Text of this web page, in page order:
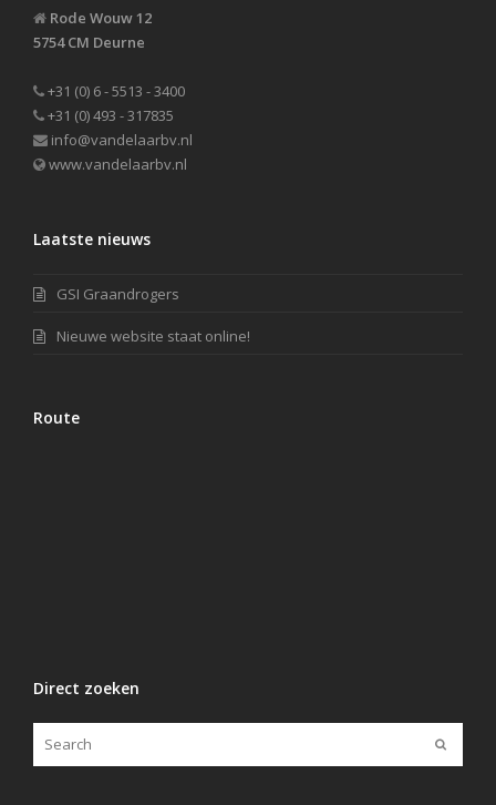
Rode Wouw 12
5754 CM Deurne
+31 (0) 6 - 5513 - 3400
+31 (0) 493 - 317835
info@vandelaarbv.nl
www.vandelaarbv.nl
Laatste nieuws
GSI Graandrogers
Nieuwe website staat online!
Route
Direct zoeken